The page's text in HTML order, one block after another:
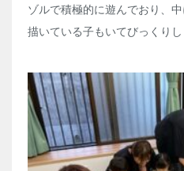
ゾルで積極的に遊んでおり、
描いている子もいてびっくり